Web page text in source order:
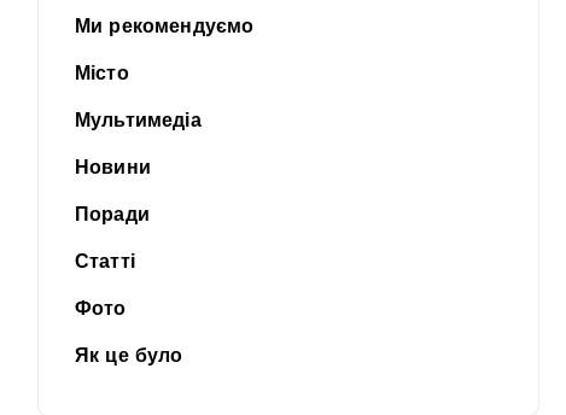
Ми рекомендуємо
Місто
Мультимедіа
Новини
Поради
Статті
Фото
Як це було